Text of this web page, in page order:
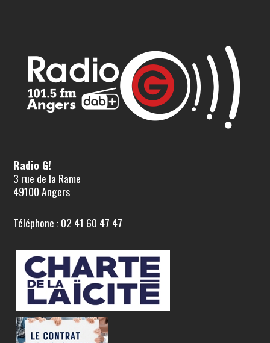
Radio G!
3 rue de la Rame
49100 Angers
Téléphone : 02 41 60 47 47